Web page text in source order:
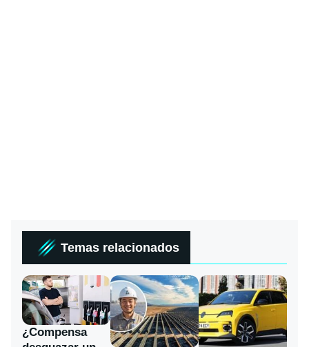
Temas relacionados
¿Compensa